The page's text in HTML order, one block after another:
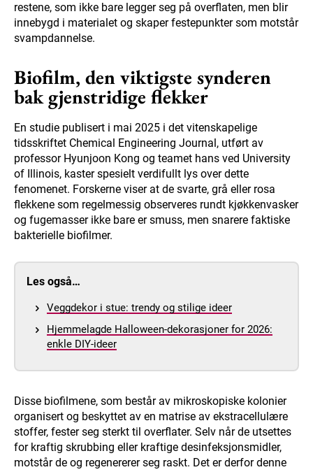
restene, som ikke bare legger seg på overflaten, men blir
innebygd i materialet og skaper festepunkter som motstår
svampdannelse.
Biofilm, den viktigste synderen
bak gjenstridige flekker
En studie publisert i mai 2025 i det vitenskapelige
tidsskriftet Chemical Engineering Journal, utført av
professor Hyunjoon Kong og teamet hans ved University
of Illinois, kaster spesielt verdifullt lys over dette
fenomenet. Forskerne viser at de svarte, grå eller rosa
flekkene som regelmessig observeres rundt kjøkkenvasker
og fugemasser ikke bare er smuss, men snarere faktiske
bakterielle biofilmer.
Les også…
Veggdekor i stue: trendy og stilige ideer
Hjemmelagde Halloween-dekorasjoner for 2026:
enkle DIY-ideer
Disse biofilmene, som består av mikroskopiske kolonier
organisert og beskyttet av en matrise av ekstracellulære
stoffer, fester seg sterkt til overflater. Selv når de utsettes
for kraftig skrubbing eller kraftige desinfeksjonsmidler,
motstår de og regenererer seg raskt. Det er derfor denne